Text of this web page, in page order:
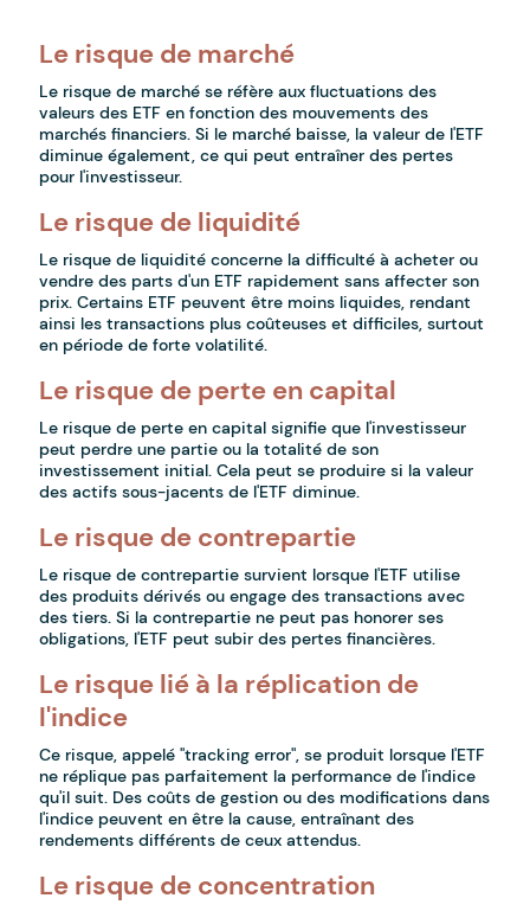
Le risque de marché
Le risque de marché se réfère aux fluctuations des
valeurs des ETF en fonction des mouvements des
marchés financiers. Si le marché baisse, la valeur de l'ETF
diminue également, ce qui peut entraîner des pertes
pour l'investisseur.
Le risque de liquidité
Le risque de liquidité concerne la difficulté à acheter ou
vendre des parts d'un ETF rapidement sans affecter son
prix. Certains ETF peuvent être moins liquides, rendant
ainsi les transactions plus coûteuses et difficiles, surtout
en période de forte volatilité.
Le risque de perte en capital
Le risque de perte en capital signifie que l'investisseur
peut perdre une partie ou la totalité de son
investissement initial. Cela peut se produire si la valeur
des actifs sous-jacents de l'ETF diminue.
Le risque de contrepartie
Le risque de contrepartie survient lorsque l'ETF utilise
des produits dérivés ou engage des transactions avec
des tiers. Si la contrepartie ne peut pas honorer ses
obligations, l'ETF peut subir des pertes financières.
Le risque lié à la réplication de
l'indice
Ce risque, appelé "tracking error", se produit lorsque l'ETF
ne réplique pas parfaitement la performance de l'indice
qu'il suit. Des coûts de gestion ou des modifications dans
l'indice peuvent en être la cause, entraînant des
rendements différents de ceux attendus.
Le risque de concentration